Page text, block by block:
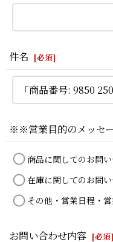
件名 [必須]
※※営業目的のメッセ
商品に関してのお問
在庫に関してのお問
その他・営業日程・
お問い合わせ内容 [必須]